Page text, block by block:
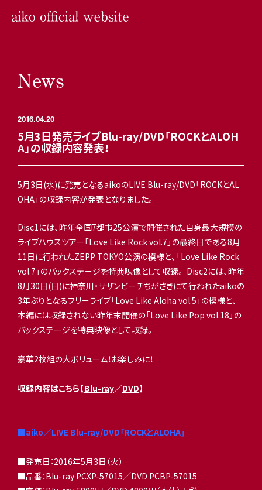
News
2016.04.20
5月3日発売ライブBlu-ray/DVD「ROCKとALOH
A」の収録内容発表！
5月3日(水)に発売となるaikoのLIVE Blu-ray/DVD「ROCKとAL
OHA」の収録内容が発表となりました。
Disc1には、昨年全国7都市25公演で開催された自身最大規模の
ライブハウスツアー「Love Like Rock vol.7」の最終日である8月
11日に行われたZEPP TOKYO公演の模様と、「Love Like Rock
vol.7」のバックステージを特典映像として収録。 Disc2には、昨年
8月30日(日)に神奈川・サザンビーチちがさきにて行われたaikoの
3年ぶりとなるフリーライブ「Love Like Aloha vol.5」の模様と、
本編には収録されない昨年末開催の「Love Like Pop vol.18」の
バックステージを特典映像として収録。
豪華2枚組の大ボリューム！お楽しみに！
収録内容はこちら【Blu-ray／DVD】
■aiko／LIVE Blu-ray/DVD「ROCKとALOHA」
■発売日：2016年5月3日（火）
■品番：Blu-ray PCXP-57015／DVD PCBP-57015